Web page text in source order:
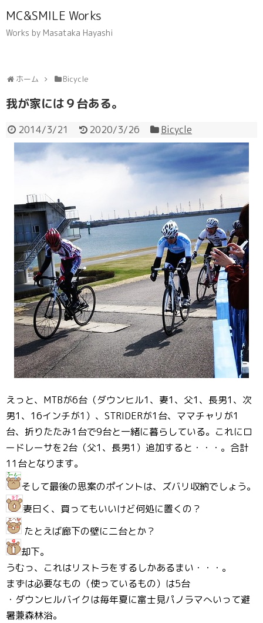
MC&SMILE Works
Works by Masataka Hayashi
ホーム Bicycle
我が家には９台ある。
2014/3/21 2020/3/26 Bicycle
えっと、MTBが6台（ダウンヒル1、妻1、父1、長男1、次
男1、16インチが1）、STRIDERが1台、ママチャリが1
台、折りたたみ1台で9台と一緒に暮らしている。これにロ
ードレーサを2台（父1、長男1）追加すると・・・。合計
11台となります。
そして最後の思案のポイントは、ズバリ収納でしょう。
妻曰く、買ってもいいけど何処に置くの？
たとえば廊下の壁に二台とか？
却下。
うむっ、これはリストラをするしかあるまい・・・。
まずは必要なもの（使っているもの）は5台
・ダウンヒルバイクは毎年夏に富士見パノラマへいって避
暑兼森林浴。